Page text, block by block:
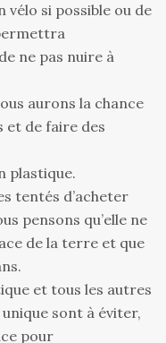
vélo si possible ou de
ne pas nuire à
aurons la chance
et de faire des
plastique.
tentés d’acheter
pensons qu’elle ne
de la terre et que
et tous les autres
sont à éviter,
pour